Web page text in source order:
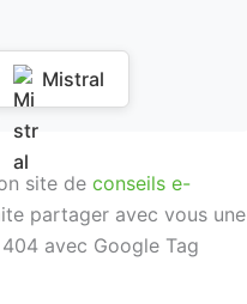
Mistral
site de conseils e-
partager avec vous une
avec Google Tag